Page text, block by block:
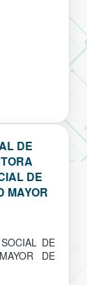
DE
DE
MAYOR
DE
DE